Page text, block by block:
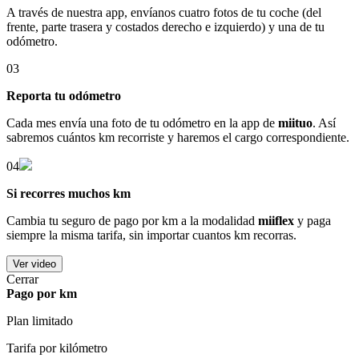
A través de nuestra app, envíanos cuatro fotos de tu coche (del
frente, parte trasera y costados derecho e izquierdo) y una de tu
odómetro.
03
Reporta tu odómetro
Cada mes envía una foto de tu odómetro en la app de miituo. Así
sabremos cuántos km recorriste y haremos el cargo correspondiente.
04
Si recorres muchos km
Cambia tu seguro de pago por km a la modalidad miiflex y paga
siempre la misma tarifa, sin importar cuantos km recorras.
Ver video
Cerrar
Pago por km
Plan limitado
Tarifa por kilómetro